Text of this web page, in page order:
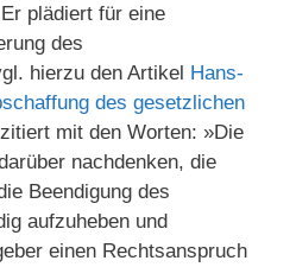
plädiert für eine
des
hierzu den Artikel Hans-
des gesetzlichen
mit den Worten: »Die
nachdenken, die
Beendigung des
aufzuheben und
einen Rechtsanspruch